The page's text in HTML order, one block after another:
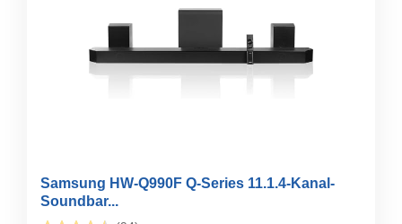
Samsung HW-Q990F Q-Series 11.1.4-Kanal-
Soundbar...